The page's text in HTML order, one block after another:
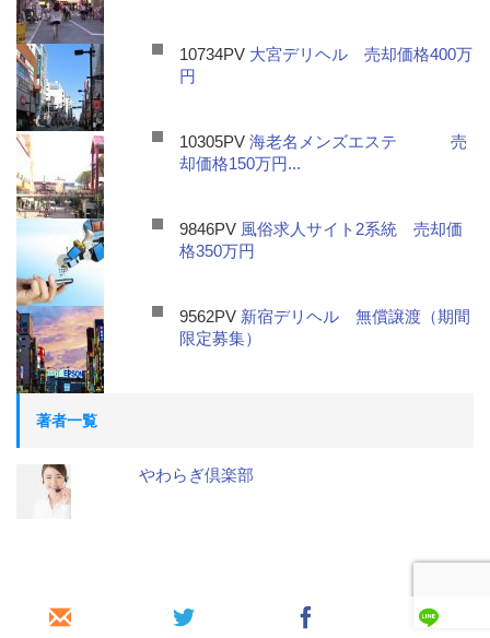
10734PV 大宮デリヘル 売却価格400万
円
10305PV海老名メンズエステ 売
却価格150万円...
9846PV 風俗求人サイト2系統 売却価
格350万円
9562PV 新宿デリヘル 無償譲渡（期間
限定募集）
著者一覧
やわらぎ倶楽部